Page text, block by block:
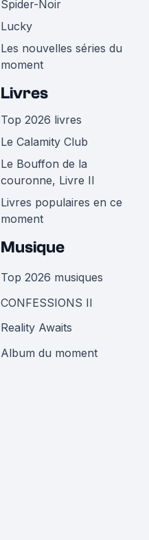
Spider-Noir
Lucky
Les nouvelles séries du
moment
Livres
Top 2026 livres
Le Calamity Club
Le Bouffon de la
couronne, Livre II
Livres populaires en ce
moment
Musique
Top 2026 musiques
CONFESSIONS II
Reality Awaits
Album du moment